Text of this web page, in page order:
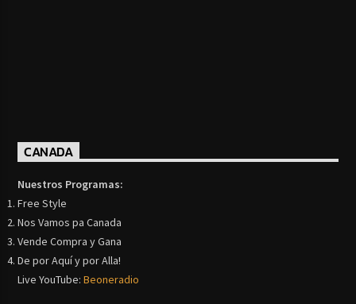
CANADA
Nuestros Programas:
Free Style
Nos Vamos pa Canada
Vende Compra y Gana
De por Aquí y por Alla!
Live YouTube:Beoneradio